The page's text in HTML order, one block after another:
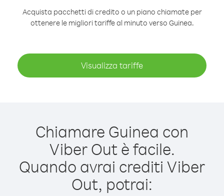
Acquista pacchetti di credito o un piano chiamate per
ottenere le migliori tariffe al minuto verso Guinea.
Visualizza tariffe
Chiamare Guinea con
Viber Out è facile.
Quando avrai crediti Viber
Out, potrai: